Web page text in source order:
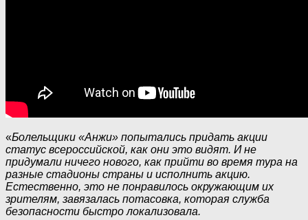
«Болельщики «Анжи» попытались придать акции
статус всероссийской, как они это видят. И не
придумали ничего нового, как прийти во время тура на
разные стадионы страны и исполнить акцию.
Естественно, это не понравилось окружающим их
зрителям, завязалась потасовка, которая служба
безопасности быстро локализовала.